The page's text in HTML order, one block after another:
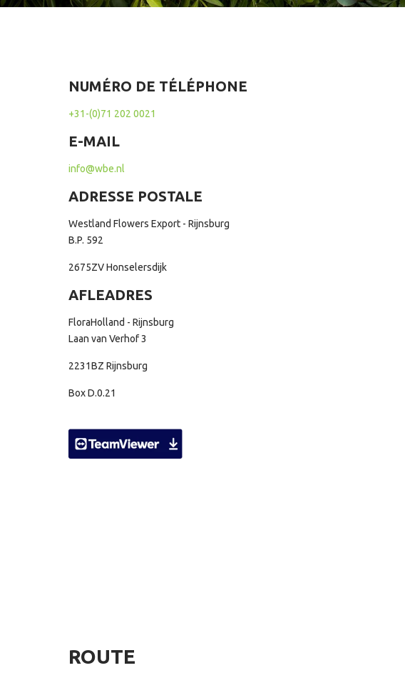
NUMÉRO DE TÉLÉPHONE
+31-(0)71 202 0021
E-MAIL
info@wbe.nl
ADRESSE POSTALE
Westland Flowers Export - Rijnsburg
B.P. 592
2675ZV Honselersdijk
AFLEADRES
FloraHolland - Rijnsburg
Laan van Verhof 3
2231BZ Rijnsburg
Box D.0.21
ROUTE